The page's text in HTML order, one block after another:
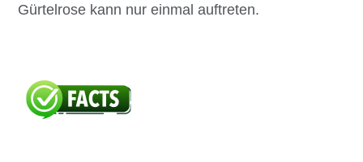
Gürtelrose kann nur einmal auftreten.